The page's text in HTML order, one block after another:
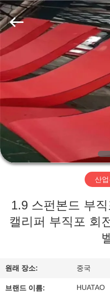
집
품
우
리
대
하
공
2020
-
2026
HUATAO
LOVER
LTD.
Rights
Reserved.
산
1.9 스펀본드 부
캘리퍼 부직포 회
원래 장소: 중국
브랜드 이름: HUATAO